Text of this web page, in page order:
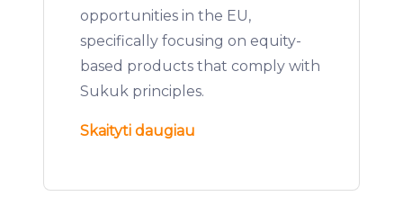
opportunities in the EU,
specifically focusing on equity-
based products that comply with
Sukuk principles.
Skaityti daugiau